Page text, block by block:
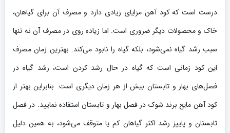
درست است که کود آهن مزایای زیادی دارد و مصرف آن برای گیاهان،
خاک و محصولات دیگر ضروری است. اما زیاده روی در مصرف آن نه تنها
سبب رشد گیاه نمی‌شود، بلکه گیاه را نابود می‌کند. بهترین زمان مصرف
این کود زمانی است که گیاه در حال رشد کردن است، رشد گیاه در
فصل‌های بهار و تابستان بیش از هر زمان دیگری است. بنابراین بهتر از
کود آهن مایع برند شوک در فصل بهار و تابستان استفاده نمایید. در فصل
تابستان و پاییز رشد اکثر گیاهان کم یا متوقف می‌شود، به همین دلیل